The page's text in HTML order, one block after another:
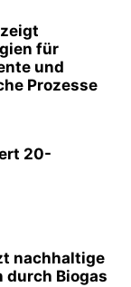
für
und
Prozesse
20-
nachhaltige
durch Biogas